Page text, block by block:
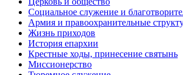
Социальное служение и
Армия и правоохранительные
Жизнь приходов
История епархии
Крестные ходы, принесение святынь
Миссионерство